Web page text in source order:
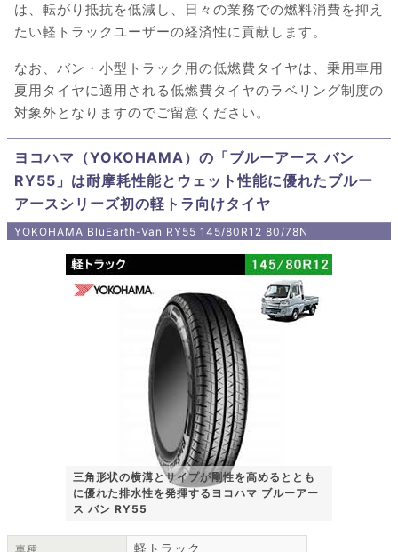
は、転がり抵抗を低減し、日々の業務での燃料消費を抑え
たい軽トラックユーザーの経済性に貢献します。
なお、バン・小型トラック用の低燃費タイヤは、乗用車用
夏用タイヤに適用される低燃費タイヤのラベリング制度の
対象外となりますのでご留意ください。
ヨコハマ（YOKOHAMA）の「ブルーアース バン
RY55」は耐摩耗性能とウェット性能に優れたブルー
アースシリーズ初の軽トラ向けタイヤ
YOKOHAMA BluEarth-Van RY55 145/80R12 80/78N
三角形状の横溝とサイプが剛性を高めるととも
に優れた排水性を発揮するヨコハマ ブルーアー
ス バン RY55
車種 軽トラック